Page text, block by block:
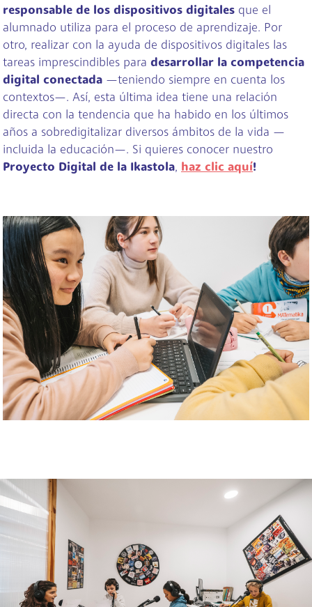
responsable de los dispositivos digitales que el
alumnado utiliza para el proceso de aprendizaje. Por
otro, realizar con la ayuda de dispositivos digitales las
tareas imprescindibles para desarrollar la competencia
digital conectada —teniendo siempre en cuenta los
contextos—. Así, esta última idea tiene una relación
directa con la tendencia que ha habido en los últimos
años a sobredigitalizar diversos ámbitos de la vida —
incluida la educación—. Si quieres conocer nuestro
Proyecto Digital de la Ikastola, haz clic aquí!